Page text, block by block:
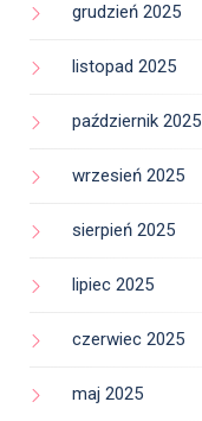
grudzień 2025
listopad 2025
październik 2025
wrzesień 2025
sierpień 2025
lipiec 2025
czerwiec 2025
maj 2025